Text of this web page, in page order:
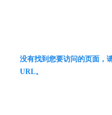
没有找到您要访问的页面，
URL。